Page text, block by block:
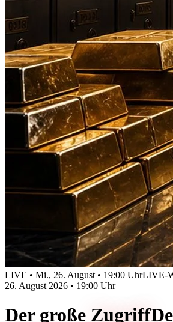
LIVE • Mi., 26. August • 19:00 UhrLIVE-
26. August 2026 • 19:00 Uhr
Der große Zugriff